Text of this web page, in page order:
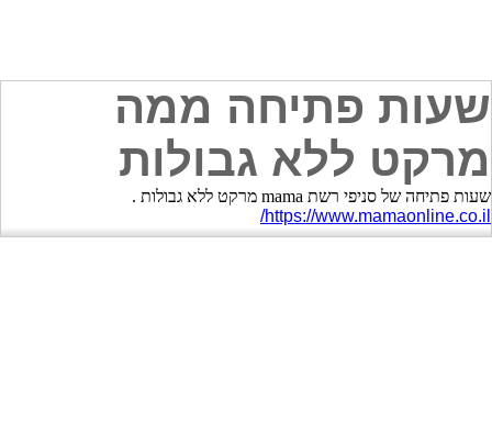
שעות פתיחה ממה
מרקט ללא גבולות
שעות פתיחה של סניפי רשת mama מרקט ללא גבולות .
https://www.mamaonline.co.il/